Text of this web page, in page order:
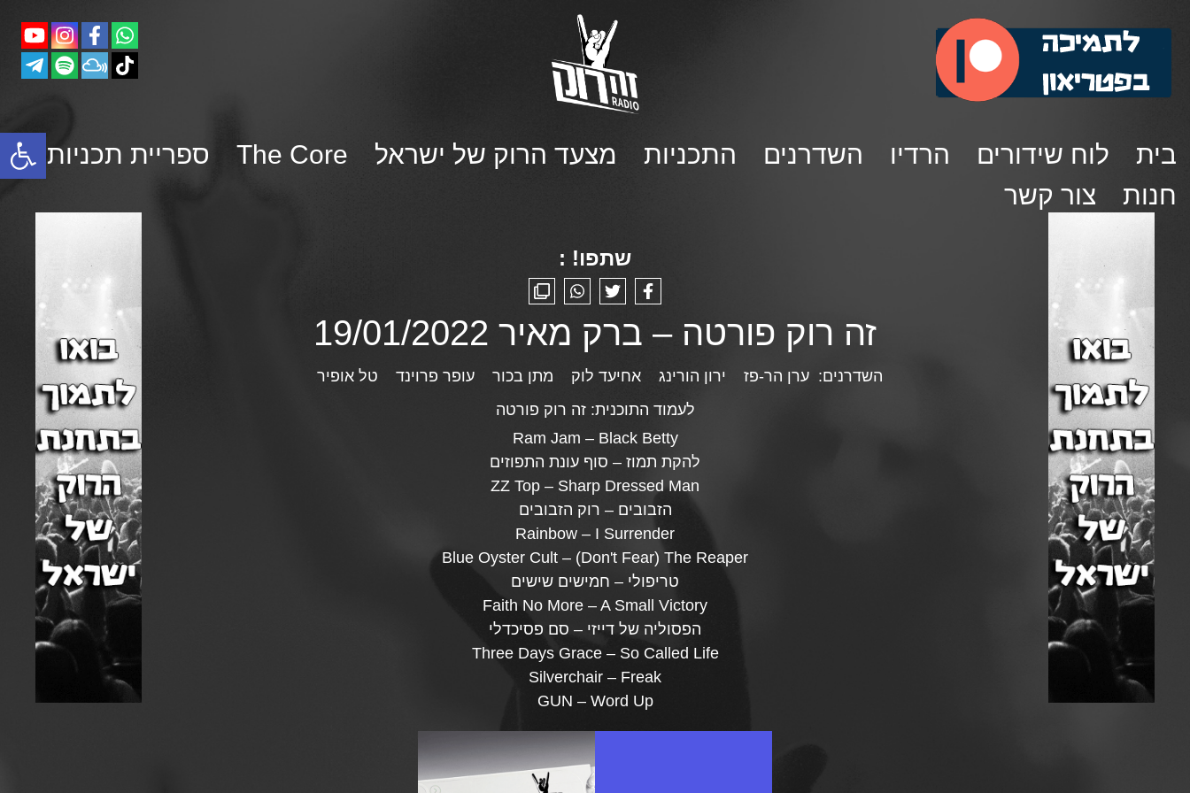
פתח סרגל נגישות בית לוח שידורים הרדיו השדרנים התכניות מצעד הרוק של ישראל The Core
ספריית תכניות
חנות
צור קשר
שתפו! :
זה רוק פורטה – ברק מאיר 19/01/2022
השדרנים: ערן הר-פז ירון הורינג אחיעד לוק מתן בכור עופר פרוינד
טל אופיר
לעמוד התוכנית:זה רוק פורטה
Ram Jam – Black Betty
להקת תמוז – סוף עונת התפוזים
ZZ Top – Sharp Dressed Man
הזבובים – רוק הזבובים
Rainbow – I Surrender
Blue Oyster Cult – (Don't Fear) The Reaper
טריפולי – חמישים שישים
Faith No More – A Small Victory
הפסוליה של דייזי – סם פסיכדלי
Three Days Grace – So Called Life
Silverchair – Freak
GUN – Word Up